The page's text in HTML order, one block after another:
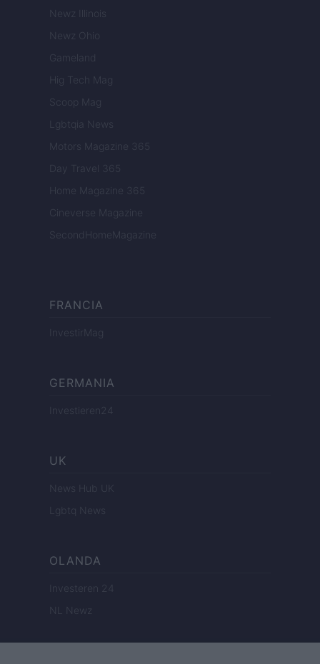
Newz Illinois
Newz Ohio
Gameland
Hig Tech Mag
Scoop Mag
Lgbtqia News
Motors Magazine 365
Day Travel 365
Home Magazine 365
Cineverse Magazine
SecondHomeMagazine
FRANCIA
InvestirMag
GERMANIA
Investieren24
UK
News Hub UK
Lgbtq News
OLANDA
Investeren 24
NL Newz